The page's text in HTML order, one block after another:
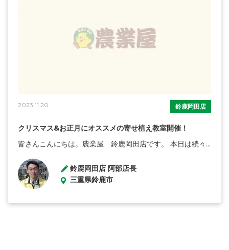
2023.11.20 鈴鹿岡田店
クリスマス&お正月にオススメの寄せ植え教室開催！
皆さんこんにちは。農業屋 鈴鹿岡田店です。 本日は続々...
鈴鹿岡田店 阿部店長
三重県鈴鹿市